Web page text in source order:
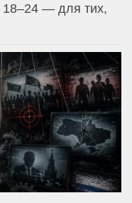
18–24 — для тих,